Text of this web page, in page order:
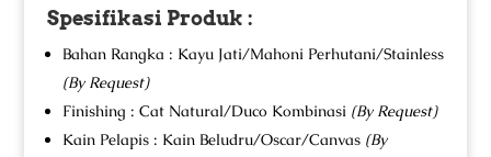
Spesifikasi Produk :
Bahan Rangka : Kayu Jati/Mahoni Perhutani/Stainless
(By Request)
Finishing : Cat Natural/Duco Kombinasi (By Request)
Kain Pelapis : Kain Beludru/Oscar/Canvas (By